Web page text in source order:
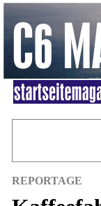
REPORTAGE